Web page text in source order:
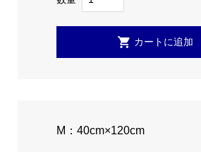
M：40cm×120cm